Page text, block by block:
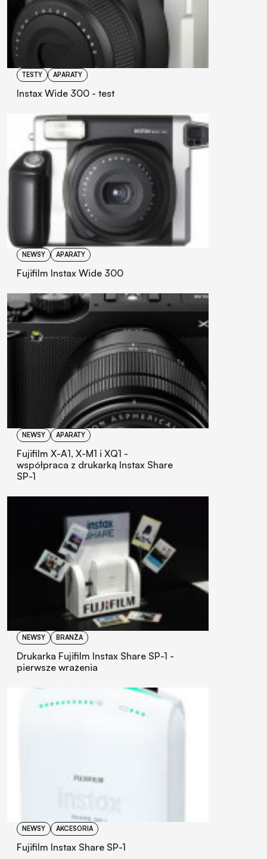
TESTY APARATY
Instax Wide 300 - test
NEWSY APARATY
Fujifilm Instax Wide 300
NEWSY APARATY
Fujifilm X-A1, X-M1 i XQ1 -
współpraca z drukarką Instax Share
SP-1
NEWSY BRANŻA
Drukarka Fujifilm Instax Share SP-1 -
pierwsze wrażenia
NEWSY AKCESORIA
Fujifilm Instax Share SP-1